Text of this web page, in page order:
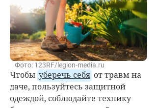
Фото: 123RF/legion-media.ru
Чтобы уберечь себя от травм на
даче, пользуйтесь защитной
одеждой, соблюдайте технику